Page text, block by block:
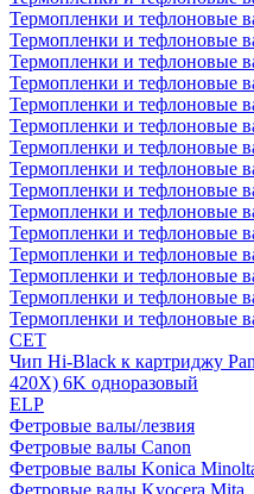
Термопленки и тефлоновые
Термопленки и тефлоновые
Термопленки и тефлоновые
Термопленки и тефлоновые
Термопленки и тефлоновые
Термопленки и тефлоновые
Термопленки и тефлоновые
Термопленки и тефлоновые
Термопленки и тефлоновые
Термопленки и тефлоновые
Термопленки и тефлоновые
Термопленки и тефлоновые
Термопленки и тефлоновые
Термопленки и тефлоновые
Термопленки и тефлоновые
CET
Чип Hi-Black к картриджу
420X) 6K одноразовый
ELP
Фетровые валы/лезвия
Фетровые валы Canon
Фетровые валы Konica
Фетровые валы Kyocera Mita